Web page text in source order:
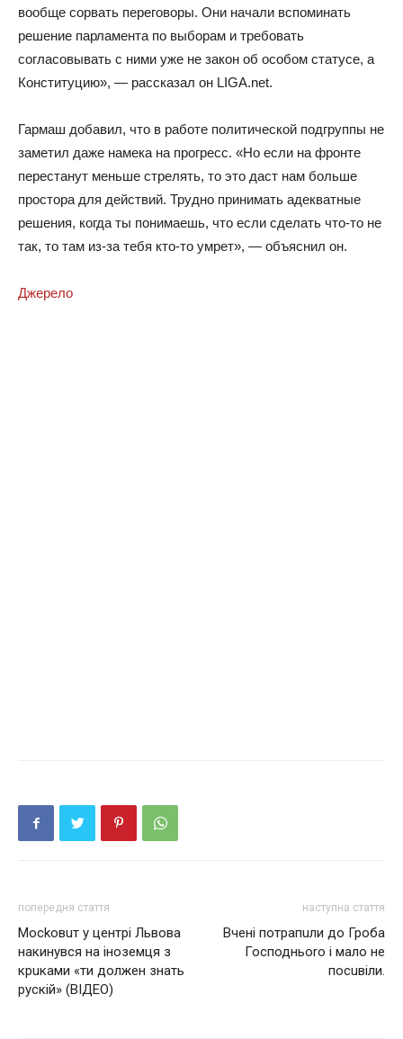
вообще сорвать переговоры. Они начали вспоминать
решение парламента по выборам и требовать
согласовывать с ними уже не закон об особом статусе, а
Конституцию», — рассказал он LIGA.net.
Гармаш добавил, что в работе политической подгруппы не
заметил даже намека на прогресс. «Но если на фронте
перестанут меньше стрелять, то это даст нам больше
простора для действий. Трудно принимать адекватные
решения, когда ты понимаешь, что если сделать что-то не
так, то там из-за тебя кто-то умрет», — объяснил он.
Джерело
попередня стаття
Мoсkовuт у центрі Львова
накинувся на іноземця з
крuками «ти должен знать
рускій» (ВІДЕО)
наступна стаття
Вчені потрапuли до Гроба
Господньоrо і мало не
посuвіли.